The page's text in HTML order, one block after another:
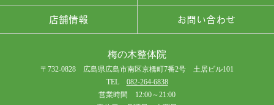
店舗情報 お問い合わせ
梅の木整体院
〒732-0828 広島県広島市南区京橋町7番2号 土居ビル101
TEL 082-264-6838
営業時間 12:00～21:00